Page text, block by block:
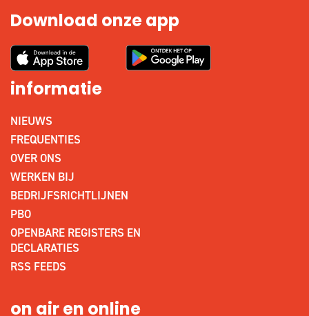
Download onze app
informatie
NIEUWS
FREQUENTIES
OVER ONS
WERKEN BIJ
BEDRIJFSRICHTLIJNEN
PBO
OPENBARE REGISTERS EN
DECLARATIES
RSS FEEDS
on air en online